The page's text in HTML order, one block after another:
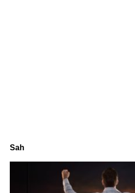
Sah